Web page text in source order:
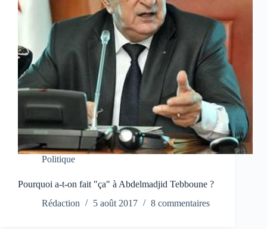
Politique
Pourquoi a-t-on fait "ça" à Abdelmadjid Tebboune ?
Rédaction
5 août 2017 8 commentaires